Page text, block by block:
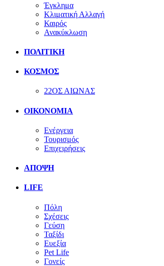
Έγκλημα
Κλιματική Αλλαγή
Καιρός
Ανακύκλωση
ΠΟΛΙΤΙΚΗ
ΚΟΣΜΟΣ
22ΟΣ ΑΙΩΝΑΣ
ΟΙΚΟΝΟΜΙΑ
Ενέργεια
Τουρισμός
Επιχειρήσεις
ΑΠΟΨΗ
LIFE
Πόλη
Σχέσεις
Γεύση
Ταξίδι
Ευεξία
Pet Life
Γονείς